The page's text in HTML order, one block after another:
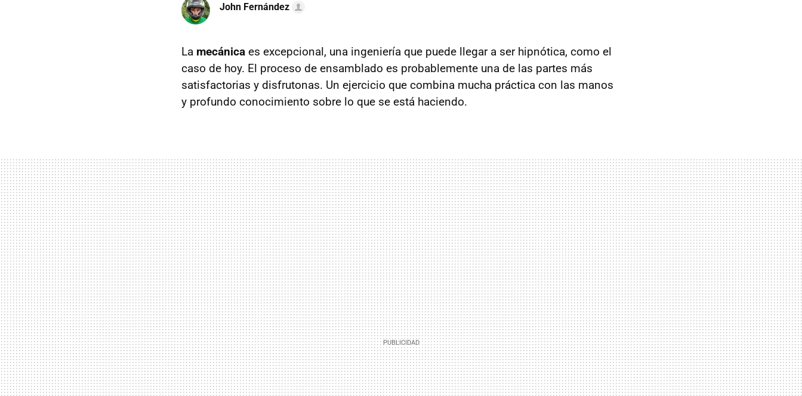
John Fernández
La mecánica es excepcional, una ingeniería que puede llegar a ser hipnótica, como el
caso de hoy. El proceso de ensamblado es probablemente una de las partes más
satisfactorias y disfrutonas. Un ejercicio que combina mucha práctica con las manos
y profundo conocimiento sobre lo que se está haciendo.